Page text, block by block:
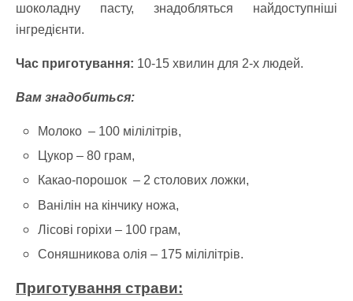
шоколадну пасту, знадобляться найдоступніші
інгредієнти.
Час приготування: 10-15 хвилин для 2-х людей.
Вам знадобиться:
Молоко – 100 мілілітрів,
Цукор – 80 грам,
Какао-порошок – 2 столових ложки,
Ванілін на кінчику ножа,
Лісові горіхи – 100 грам,
Соняшникова олія – 175 мілілітрів.
Приготування страви: